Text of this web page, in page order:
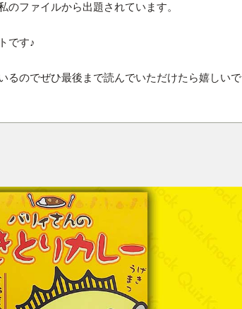
のファイルから出題されています。
です♪
るのでぜひ最後まで読んでいただけたら嬉しいで